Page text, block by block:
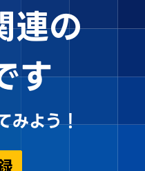
の
す
みよう！